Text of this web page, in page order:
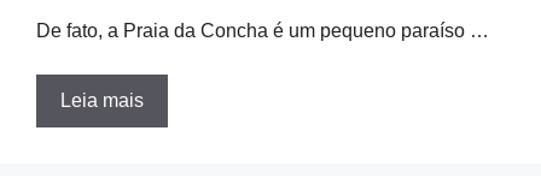
De fato, a Praia da Concha é um pequeno paraíso …
Leia mais